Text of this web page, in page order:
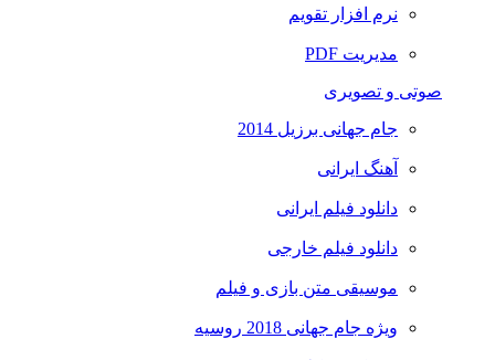
نرم افزار تقویم
مدیریت PDF
صوتی و تصویری
جام جهانی برزیل 2014
آهنگ ایرانی
دانلود فیلم ایرانی
دانلود فیلم خارجی
موسیقی متن بازی و فیلم
ویژه جام جهانی 2018 روسیه